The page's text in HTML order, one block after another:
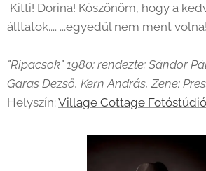
Kitti! Dorina! Köszönöm, hogy a
álltatok.... ...egyedül nem ment
"Ripacsok" 1980; rendezte: Sándor
Garas Dezső, Kern András, Zene:
Helyszín: Village Cottage Fotóstúdió